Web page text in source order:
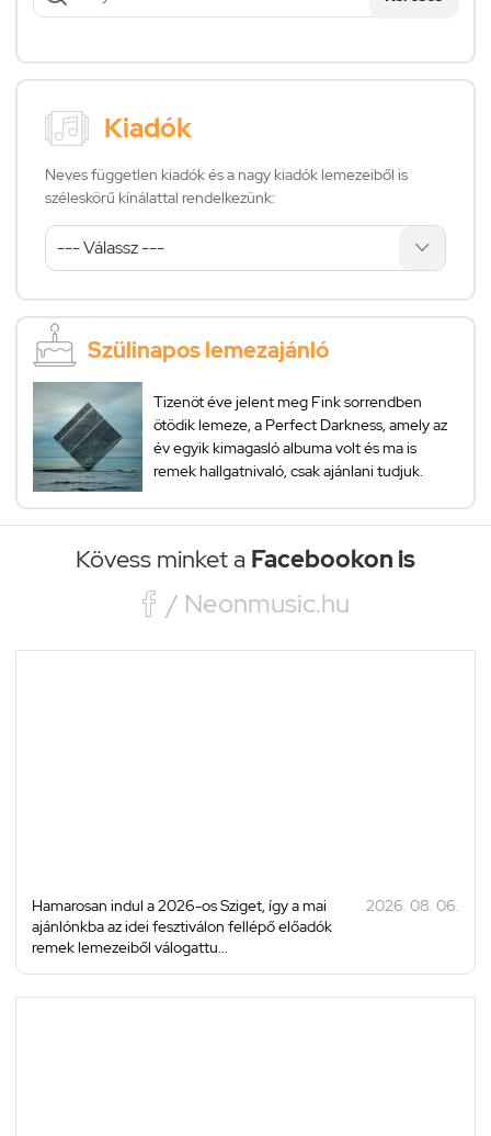
Kiadók
Neves független kiadók és a nagy kiadók lemezeiből is
széleskörű kínálattal rendelkezünk:
Szülinapos lemezajánló
Tizenöt éve jelent meg Fink sorrendben
ötödik lemeze, a Perfect Darkness, amely az
év egyik kimagasló albuma volt és ma is
remek hallgatnivaló, csak ajánlani tudjuk.
Kövess minket a Facebookon is
 / Neonmusic.hu
Hamarosan indul a 2026-os Sziget, így a mai
ajánlónkba az idei fesztiválon fellépő előadók
remek lemezeiből válogattu...
2026. 08. 06.